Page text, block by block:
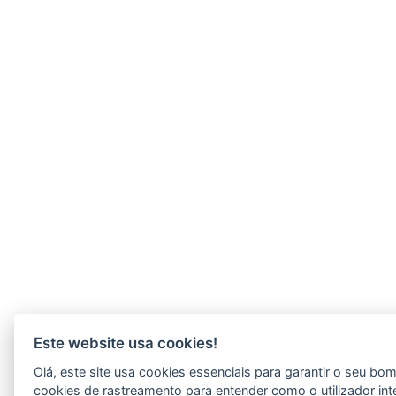
Este website usa cookies!
Olá, este site usa cookies essenciais para garantir o seu
cookies de rastreamento para entender como o utilizador